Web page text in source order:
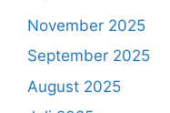
November 2025
September 2025
August 2025